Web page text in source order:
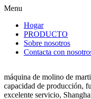
Menu
Hogar
PRODUCTO
Sobre nosotros
Contacta con
máquina de molino de
capacidad de producción,
excelente servicio,